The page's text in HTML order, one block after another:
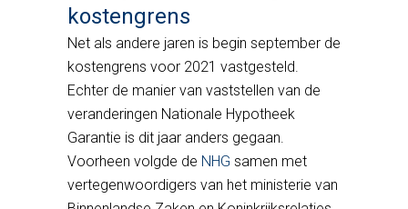
kostengrens
Net als andere jaren is begin september de
kostengrens voor 2021 vastgesteld.
Echter de manier van vaststellen van de
veranderingen Nationale Hypotheek
Garantie is dit jaar anders gegaan.
Voorheen volgde de NHG samen met
vertegenwoordigers van het ministerie van